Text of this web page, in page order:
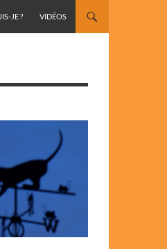
JE ? VIDÉOS